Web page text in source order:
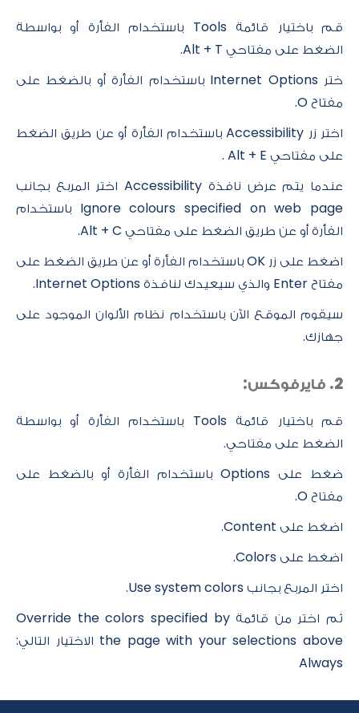
قم باختيار قائمة Tools باستخدام الفأرة أو بواسطة
الضغط على مفتاحي Alt + T.
ختر Internet Options باستخدام الفأرة أو بالضغط على
مفتاح O.
اختر زر Accessibility باستخدام الفأرة أو عن طريق الضغط
على مفتاحي Alt + E .
عندما يتم عرض نافذة Accessibility اختر المربع بجانب
Ignore colours specified on web page باستخدام
الفأرة أو عن طريق الضغط على مفتاحي Alt + C.
اضغط على زر OK باستخدام الفأرة أو عن طريق الضغط على
مفتاح Enter والذي سيعيدك لنافذة Internet Options.
سيقوم الموقع الآن باستخدام نظام الألوان الموجود على
جهازك.
2. فايرفوكس:
قم باختيار قائمة Tools باستخدام الفأرة أو بواسطة
الضغط على مفتاحي.
ضغط على Options باستخدام الفأرة أو بالضغط على
مفتاح O.
اضغط على Content.
اضغط على Colors.
اختر المربع بجانب Use system colors.
ثم اختر من قائمة Override the colors specified by
the page with your selections above الاختيار التالي:
Always​​​